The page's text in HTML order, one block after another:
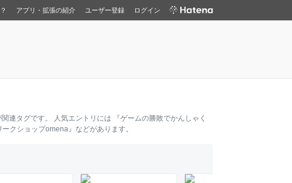
アプリ・拡張の紹介 ユーザー登録 ログイン
関連タグです。 人気エントリには
『ゲームの勝敗でかんしゃく
クショップomena』 などがあります。